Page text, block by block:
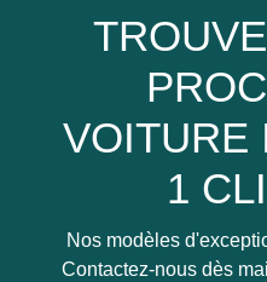
VOITURE
1
Nos modèles
Contactez-nous dès